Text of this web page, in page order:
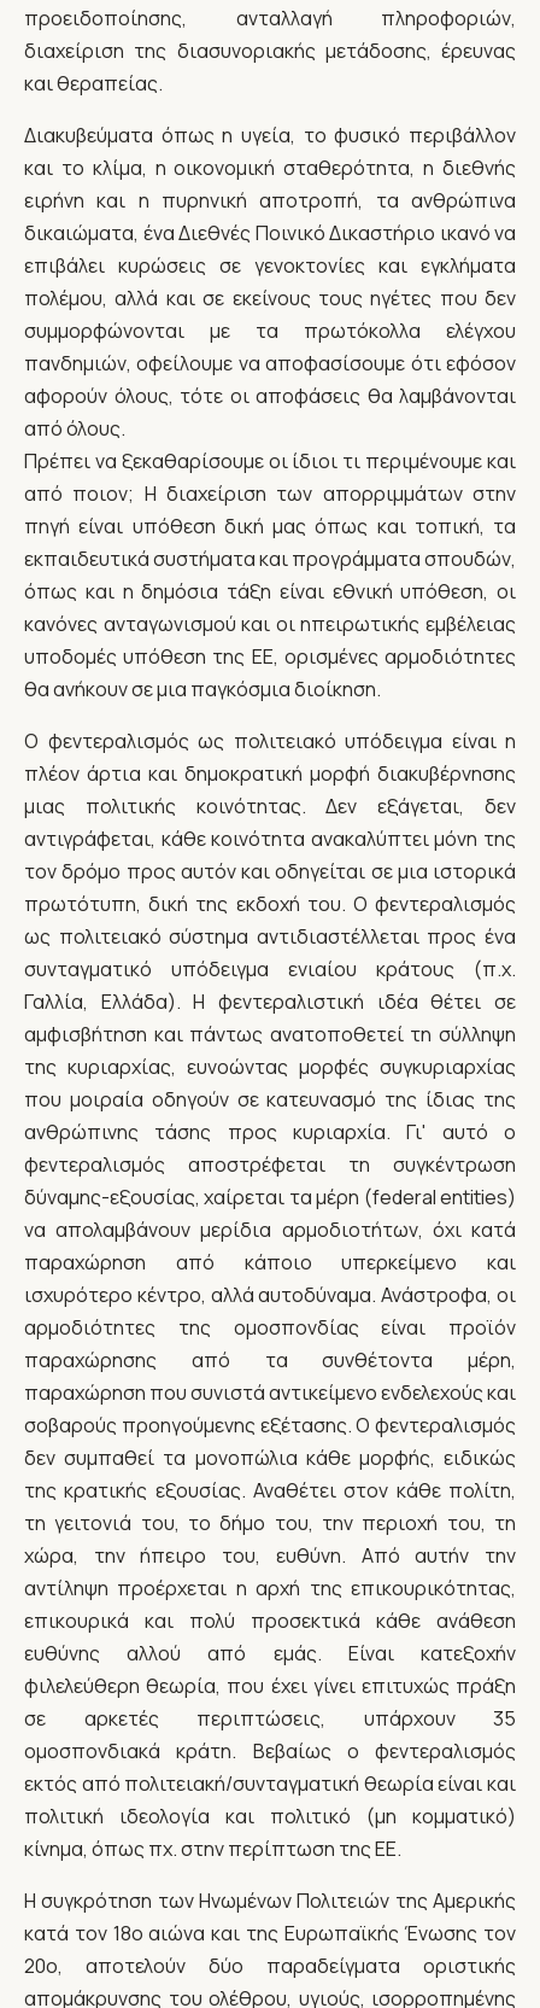
προειδοποίησης, ανταλλαγή πληροφοριών,
διαχείριση της διασυνοριακής μετάδοσης, έρευνας
και θεραπείας.
Διακυβεύματα όπως η υγεία, το φυσικό περιβάλλον
και το κλίμα, η οικονομική σταθερότητα, η διεθνής
ειρήνη και η πυρηνική αποτροπή, τα ανθρώπινα
δικαιώματα, ένα Διεθνές Ποινικό Δικαστήριο ικανό να
επιβάλει κυρώσεις σε γενοκτονίες και εγκλήματα
πολέμου, αλλά και σε εκείνους τους ηγέτες που δεν
συμμορφώνονται με τα πρωτόκολλα ελέγχου
πανδημιών, οφείλουμε να αποφασίσουμε ότι εφόσον
αφορούν όλους, τότε οι αποφάσεις θα λαμβάνονται
από όλους.
Πρέπει να ξεκαθαρίσουμε οι ίδιοι τι περιμένουμε και
από ποιον; Η διαχείριση των απορριμμάτων στην
πηγή είναι υπόθεση δική μας όπως και τοπική, τα
εκπαιδευτικά συστήματα και προγράμματα σπουδών,
όπως και η δημόσια τάξη είναι εθνική υπόθεση, οι
κανόνες ανταγωνισμού και οι ηπειρωτικής εμβέλειας
υποδομές υπόθεση της ΕΕ, ορισμένες αρμοδιότητες
θα ανήκουν σε μια παγκόσμια διοίκηση.
Ο φεντεραλισμός ως πολιτειακό υπόδειγμα είναι η
πλέον άρτια και δημοκρατική μορφή διακυβέρνησης
μιας πολιτικής κοινότητας. Δεν εξάγεται, δεν
αντιγράφεται, κάθε κοινότητα ανακαλύπτει μόνη της
τον δρόμο προς αυτόν και οδηγείται σε μια ιστορικά
πρωτότυπη, δική της εκδοχή του. Ο φεντεραλισμός
ως πολιτειακό σύστημα αντιδιαστέλλεται προς ένα
συνταγματικό υπόδειγμα ενιαίου κράτους (π.χ.
Γαλλία, Ελλάδα). Η φεντεραλιστική ιδέα θέτει σε
αμφισβήτηση και πάντως ανατοποθετεί τη σύλληψη
της κυριαρχίας, ευνοώντας μορφές συγκυριαρχίας
που μοιραία οδηγούν σε κατευνασμό της ίδιας της
ανθρώπινης τάσης προς κυριαρχία. Γι' αυτό ο
φεντεραλισμός αποστρέφεται τη συγκέντρωση
δύναμης-εξουσίας, χαίρεται τα μέρη (federal entities)
να απολαμβάνουν μερίδια αρμοδιοτήτων, όχι κατά
παραχώρηση από κάποιο υπερκείμενο και
ισχυρότερο κέντρο, αλλά αυτοδύναμα. Ανάστροφα, οι
αρμοδιότητες της ομοσπονδίας είναι προϊόν
παραχώρησης από τα συνθέτοντα μέρη,
παραχώρηση που συνιστά αντικείμενο ενδελεχούς και
σοβαρούς προηγούμενης εξέτασης. Ο φεντεραλισμός
δεν συμπαθεί τα μονοπώλια κάθε μορφής, ειδικώς
της κρατικής εξουσίας. Αναθέτει στον κάθε πολίτη,
τη γειτονιά του, το δήμο του, την περιοχή του, τη
χώρα, την ήπειρο του, ευθύνη. Από αυτήν την
αντίληψη προέρχεται η αρχή της επικουρικότητας,
επικουρικά και πολύ προσεκτικά κάθε ανάθεση
ευθύνης αλλού από εμάς. Είναι κατεξοχήν
φιλελεύθερη θεωρία, που έχει γίνει επιτυχώς πράξη
σε αρκετές περιπτώσεις, υπάρχουν 35
ομοσπονδιακά κράτη. Βεβαίως ο φεντεραλισμός
εκτός από πολιτειακή/συνταγματική θεωρία είναι και
πολιτική ιδεολογία και πολιτικό (μη κομματικό)
κίνημα, όπως πχ. στην περίπτωση της ΕΕ.
Η συγκρότηση των Ηνωμένων Πολιτειών της Αμερικής
κατά τον 18ο αιώνα και της Ευρωπαϊκής Ένωσης τον
20ο, αποτελούν δύο παραδείγματα οριστικής
απομάκρυνσης του ολέθρου, υγιούς, ισορροπημένης